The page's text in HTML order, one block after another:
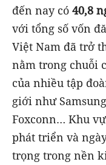
đến nay có 40,8
với tổng số vốn
Việt Nam đã trở
nằm trong chuỗi
của nhiều tập
giới như
Foxconn… Khu
phát triển và
trọng trong nền